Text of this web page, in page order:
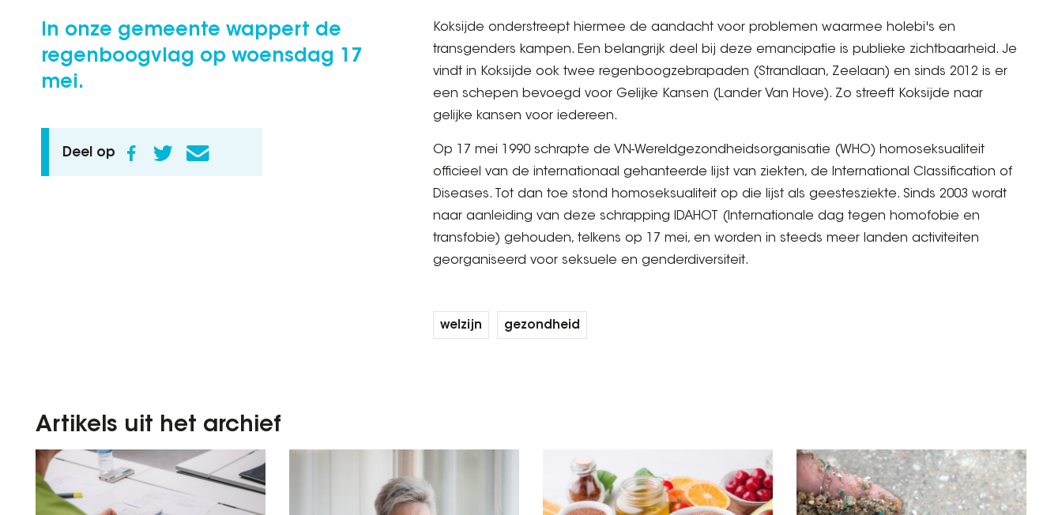
In onze gemeente wappert de
regenboogvlag op woensdag 17
mei.
Deel op
Koksijde onderstreept hiermee de aandacht voor problemen waarmee holebi's en
transgenders kampen. Een belangrijk deel bij deze emancipatie is publieke zichtbaarheid. Je
vindt in Koksijde ook twee regenboogzebrapaden (Strandlaan, Zeelaan) en sinds 2012 is er
een schepen bevoegd voor Gelijke Kansen (Lander Van Hove). Zo streeft Koksijde naar
gelijke kansen voor iedereen.
Op 17 mei 1990 schrapte de VN-Wereldgezondheidsorganisatie (WHO) homoseksualiteit
officieel van de internationaal gehanteerde lijst van ziekten, de International Classification of
Diseases. Tot dan toe stond homoseksualiteit op die lijst als geestesziekte. Sinds 2003 wordt
naar aanleiding van deze schrapping IDAHOT (Internationale dag tegen homofobie en
transfobie) gehouden, telkens op 17 mei, en worden in steeds meer landen activiteiten
georganiseerd voor seksuele en genderdiversiteit.
welzijn gezondheid
Artikels uit het archief